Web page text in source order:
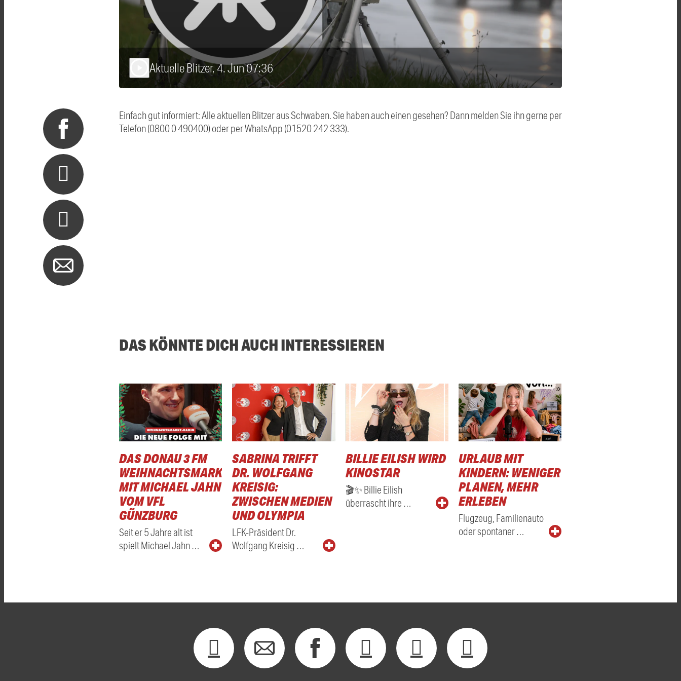
Aktuelle Blitzer, 4. Jun 07:36
Einfach gut informiert: Alle aktuellen Blitzer aus Schwaben. Sie haben auch einen gesehen? Dann melden Sie ihn gerne per
Telefon (0800 0 490400) oder per WhatsApp (01520 242 333).
DAS KÖNNTE DICH AUCH INTERESSIEREN
DAS DONAU 3 FM
WEIHNACHTSMARKTRADIO
MIT MICHAEL JAHN
VOM VFL
GÜNZBURG
Seit er 5 Jahre alt ist
spielt Michael Jahn …
SABRINA TRIFFT
DR. WOLFGANG
KREISIG:
ZWISCHEN MEDIEN
UND OLYMPIA
LFK-Präsident Dr.
Wolfgang Kreisig …
BILLIE EILISH WIRD
KINOSTAR
🎬✨ Billie Eilish
überrascht ihre …
URLAUB MIT
KINDERN: WENIGER
PLANEN, MEHR
ERLEBEN
Flugzeug, Familienauto
oder spontaner …